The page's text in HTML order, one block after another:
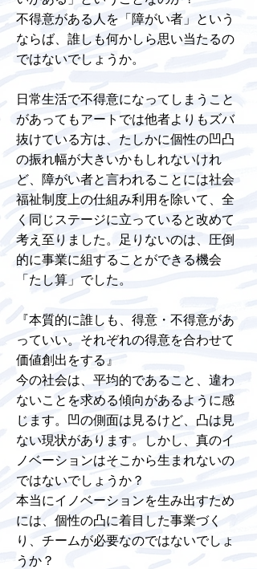
不得意がある人を「障がい者」という
ならば、誰しも何かしら思い当たるの
ではないでしょうか。
日常生活で不得意になってしまうこと
があってもアートでは他者よりもズバ
抜けている方は、たしかに個性の凹凸
の振れ幅が大きいかもしれないけれ
ど、障がい者と言われることには社会
福祉制度上の仕組み利用を除いて、全
く同じステージに立っていると改めて
考え至りました。足りないのは、圧倒
的に事業に組することができる機会
「たし算」でした。
『本質的に誰しも、得意・不得意があ
っていい。それぞれの得意を合わせて
価値創出をする』
今の社会は、平均的であること、違わ
ないことを求める傾向があるように感
じます。凹の側面は見るけど、凸は見
ない現状があります。
しかし、真のイ
ノベーションはそこから生まれないの
ではないでしょうか？
本当にイノベーションを生み出すため
には、個性の凸に着目した事業づく
り、チームが必要なのではないでしょ
うか？